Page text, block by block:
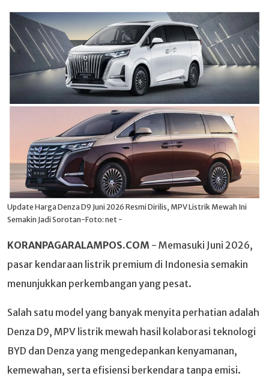
Update Harga Denza D9 Juni 2026 Resmi Dirilis, MPV Listrik Mewah Ini
Semakin Jadi Sorotan-Foto: net -
KORANPAGARALAMPOS.COM - Memasuki Juni 2026,
pasar kendaraan listrik premium di Indonesia semakin
menunjukkan perkembangan yang pesat.
Salah satu model yang banyak menyita perhatian adalah
Denza D9, MPV listrik mewah hasil kolaborasi teknologi
BYD dan Denza yang mengedepankan kenyamanan,
kemewahan, serta efisiensi berkendara tanpa emisi.